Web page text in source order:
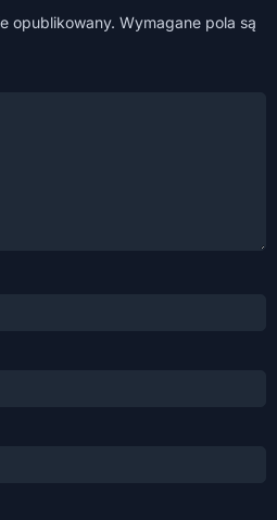
opublikowany. Wymagane pola są